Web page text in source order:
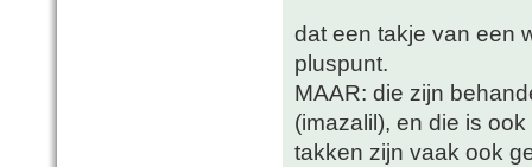
dat een takje van een
pluspunt.
MAAR: die zijn
(imazalil), en die is
takken zijn vaak ook